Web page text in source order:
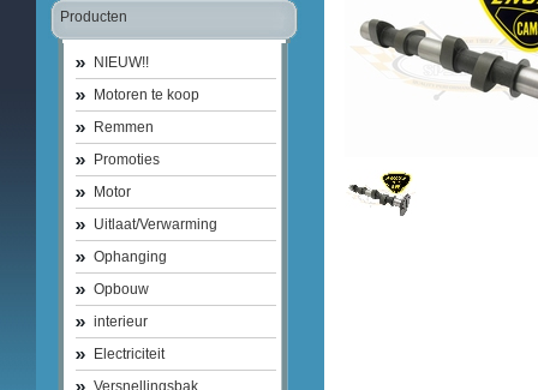
Producten
NIEUW!!
Motoren te koop
Remmen
Promoties
Motor
Uitlaat/Verwarming
Ophanging
Opbouw
interieur
Electriciteit
Versnellingsbak